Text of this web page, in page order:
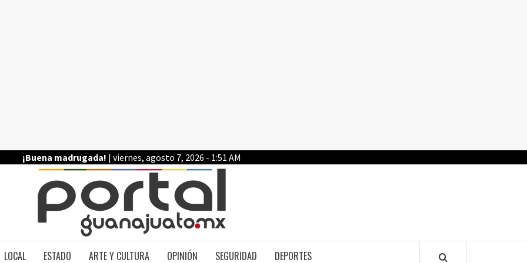
¡Buena madrugada! | viernes, agosto 7, 2026 - 1:51 AM
LOCAL ESTADO ARTE Y CULTURA OPINIÓN SEGURIDAD DEPORTES